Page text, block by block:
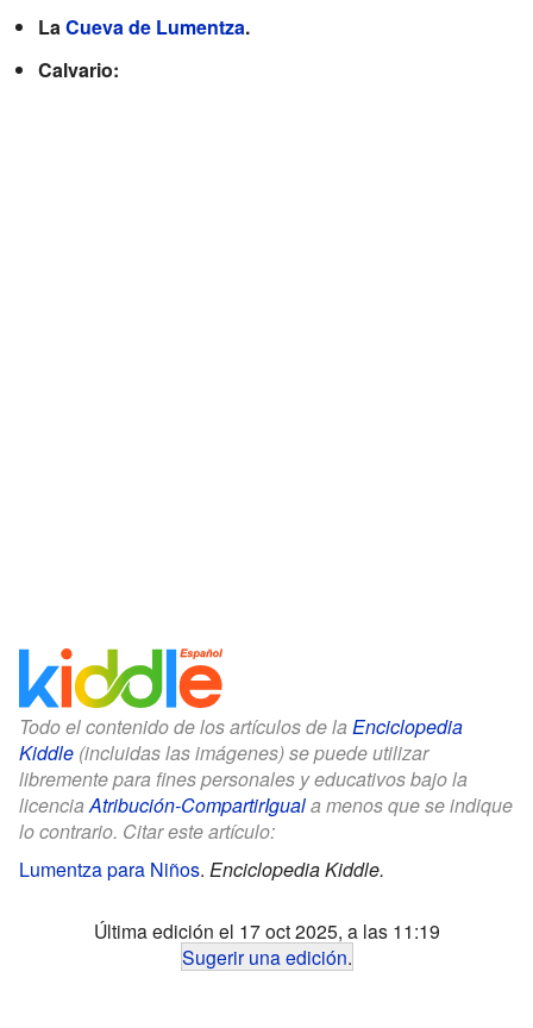
LaCueva de Lumentza.
Calvario:
Todo el contenido de los artículos de la Enciclopedia
Kiddle (incluidas las imágenes) se puede utilizar
libremente para fines personales y educativos bajo la
licenciaAtribución-CompartirIguala menos que se indique
lo contrario. Citar este artículo:
Lumentza para Niños. Enciclopedia Kiddle.
Última edición el 17 oct 2025, a las 11:19
Sugerir una edición.